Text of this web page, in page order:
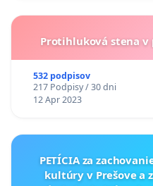
Protihluková stena
532 podpisov
217 Podpisy / 30 dni
12 Apr 2023
PETÍCIA za
kultúry v Prešove a